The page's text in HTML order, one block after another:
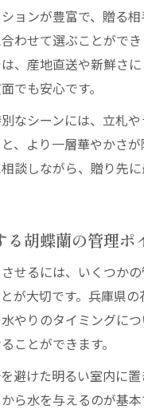
ョンが豊富で、贈る
わせて選ぶことがで
、産地直送や新鮮さ
でも安心です。
なシーンには、立札
、より一層華やかさ
談しながら、贈り先
る胡蝶蘭の管理ポ
せるには、いくつか
が大切です。兵庫県
やりのタイミングに
ことができます。
避けた明るい室内に
ら水を与えるのが基